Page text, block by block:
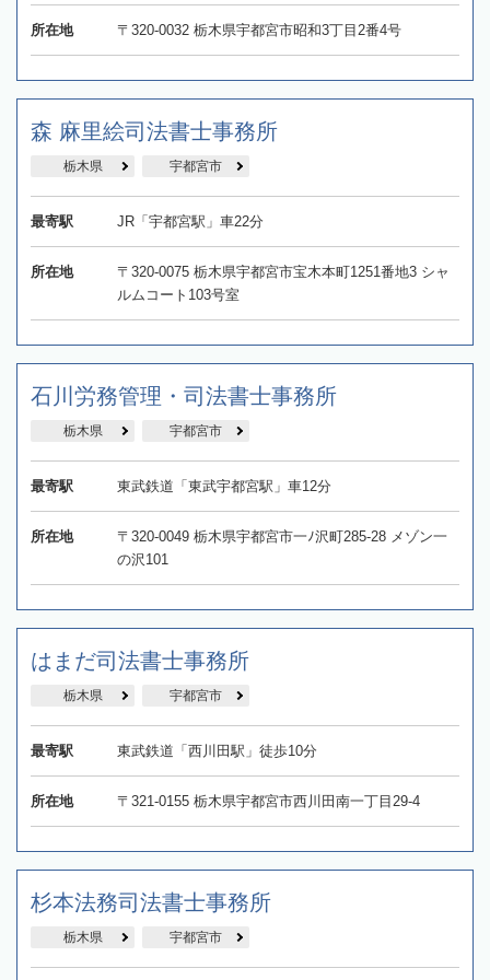
所在地 〒320-0032 栃木県宇都宮市昭和3丁目2番4号
森 麻里絵司法書士事務所
栃木県 宇都宮市
最寄駅 JR「宇都宮駅」車22分
所在地
〒320-0075 栃木県宇都宮市宝木本町1251番地3 シャ
ルムコート103号室
石川労務管理・司法書士事務所
栃木県 宇都宮市
最寄駅 東武鉄道「東武宇都宮駅」車12分
所在地
〒320-0049 栃木県宇都宮市一ﾉ沢町285-28 メゾン一
の沢101
はまだ司法書士事務所
栃木県 宇都宮市
最寄駅 東武鉄道「西川田駅」徒歩10分
所在地 〒321-0155 栃木県宇都宮市西川田南一丁目29-4
杉本法務司法書士事務所
栃木県 宇都宮市